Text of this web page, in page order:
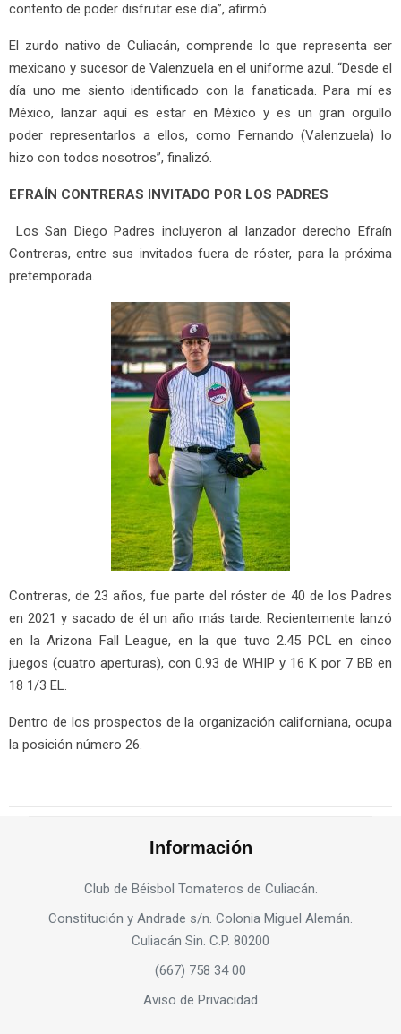
contento de poder disfrutar ese día”, afirmó.
El zurdo nativo de Culiacán, comprende lo que representa ser
mexicano y sucesor de Valenzuela en el uniforme azul. “Desde el
día uno me siento identificado con la fanaticada. Para mí es
México, lanzar aquí es estar en México y es un gran orgullo
poder representarlos a ellos, como Fernando (Valenzuela) lo
hizo con todos nosotros”, finalizó.
EFRAÍN CONTRERAS INVITADO POR LOS PADRES
Los San Diego Padres incluyeron al lanzador derecho Efraín
Contreras, entre sus invitados fuera de róster, para la próxima
pretemporada.
Contreras, de 23 años, fue parte del róster de 40 de los Padres
en 2021 y sacado de él un año más tarde. Recientemente lanzó
en la Arizona Fall League, en la que tuvo 2.45 PCL en cinco
juegos (cuatro aperturas), con 0.93 de WHIP y 16 K por 7 BB en
18 1/3 EL.
Dentro de los prospectos de la organización californiana, ocupa
la posición número 26.
Información
Club de Béisbol Tomateros de Culiacán.
Constitución y Andrade s/n. Colonia Miguel Alemán.
Culiacán Sin. C.P. 80200
(667) 758 34 00
Aviso de Privacidad